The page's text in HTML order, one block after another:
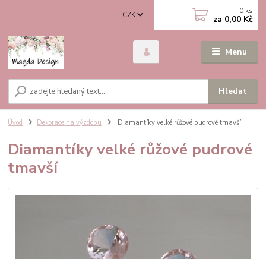
Menu
CZK
Hledat
0 ks
za 0,00 Kč
Úvod Dekorace na výzdobu Diamantíky velké růžové pudrové tmavší
Diamantíky velké růžové pudrové
tmavší